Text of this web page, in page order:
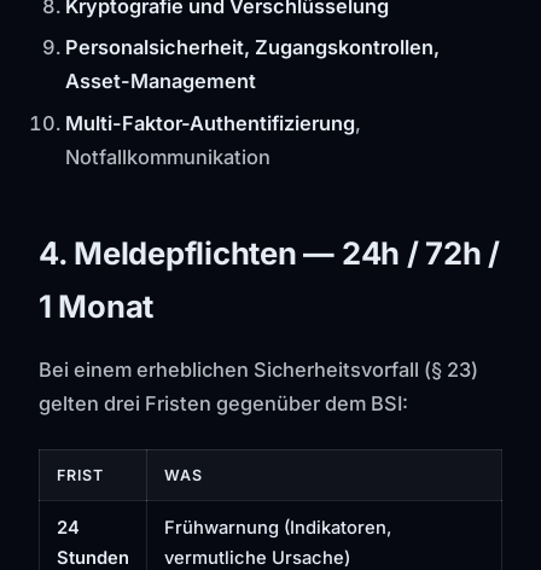
Kryptografie und Verschlüsselung
Personalsicherheit, Zugangskontrollen,
Asset-Management
Multi-Faktor-Authentifizierung,
Notfallkommunikation
4. Meldepflichten — 24h / 72h /
1 Monat
Bei einem erheblichen Sicherheitsvorfall (§ 23)
gelten drei Fristen gegenüber dem BSI:
FRIST WAS
24
Stunden
Frühwarnung (Indikatoren,
vermutliche Ursache)